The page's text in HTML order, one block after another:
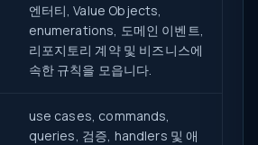
엔터티, Value Objects,
enumerations, 도메인 이벤트,
리포지토리 계약 및 비즈니스에
속한 규칙을 모읍니다.
use cases, commands,
queries, 검증, handlers 및 애